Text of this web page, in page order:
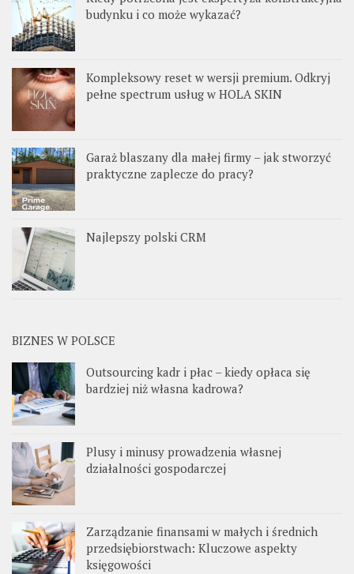
budynku i co może wykazać?
Kompleksowy reset w wersji premium. Odkryj
pełne spectrum usług w HOLA SKIN
Garaż blaszany dla małej firmy – jak stworzyć
praktyczne zaplecze do pracy?
Najlepszy polski CRM
BIZNES W POLSCE
Outsourcing kadr i płac – kiedy opłaca się
bardziej niż własna kadrowa?
Plusy i minusy prowadzenia własnej
działalności gospodarczej
Zarządzanie finansami w małych i średnich
przedsiębiorstwach: Kluczowe aspekty
księgowości